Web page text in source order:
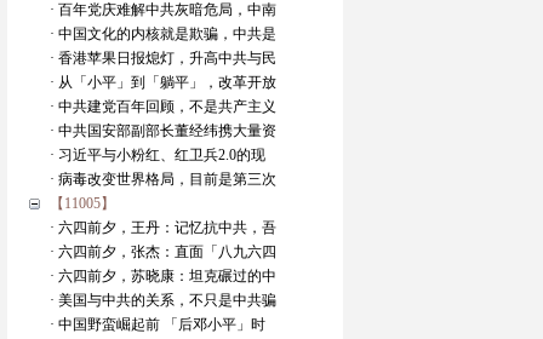
· 百年党庆难解中共灰暗危局，中南
· 中国文化的内核就是欺骗，中共是
· 香港苹果日报熄灯，升高中共与民
· 从「小平」到「躺平」，改革开放
· 中共建党百年回顾，不是共产主义
· 中共国安部副部长董经纬携大量资
· 习近平与小粉红、红卫兵2.0的现
· 病毒改变世界格局，目前是第三次
【11005】
· 六四前夕，王丹：记忆抗中共，吾
· 六四前夕，张杰：直面「八九六四
· 六四前夕，苏晓康：坦克碾过的中
· 美国与中共的关系，不只是中共骗
· 中国野蛮崛起前 「后邓小平」时